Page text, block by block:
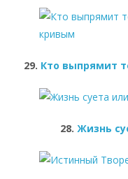
29. Кто выпрямит
28. Жизнь